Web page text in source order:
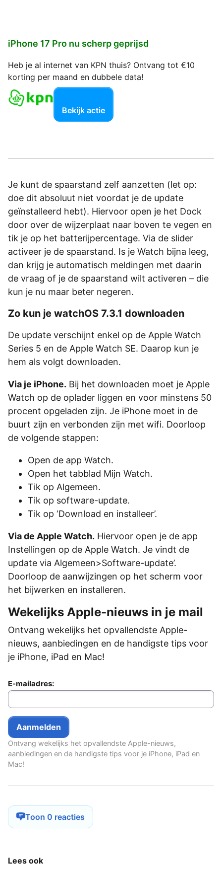
iPhone 17 Pro nu scherp geprijsd
Heb je al internet van KPN thuis? Ontvang tot €10
korting per maand en dubbele data!
Bekijk actie
Je kunt de spaarstand zelf aanzetten (let op:
doe dit absoluut niet voordat je de update
geïnstalleerd hebt). Hiervoor open je het Dock
door over de wijzerplaat naar boven te vegen en
tik je op het batterijpercentage. Via de slider
activeer je de spaarstand. Is je Watch bijna leeg,
dan krijg je automatisch meldingen met daarin
de vraag of je de spaarstand wilt activeren – die
kun je nu maar beter negeren.
Zo kun je watchOS 7.3.1 downloaden
De update verschijnt enkel op de Apple Watch
Series 5 en de Apple Watch SE. Daarop kun je
hem als volgt downloaden.
Via je iPhone. Bij het downloaden moet je Apple
Watch op de oplader liggen en voor minstens 50
procent opgeladen zijn. Je iPhone moet in de
buurt zijn en verbonden zijn met wifi. Doorloop
de volgende stappen:
Open de app Watch.
Open het tabblad Mijn Watch.
Tik op Algemeen.
Tik op software-update.
Tik op ‘Download en installeer’.
Via de Apple Watch. Hiervoor open je de app
Instellingen op de Apple Watch. Je vindt de
update via Algemeen>Software-update’.
Doorloop de aanwijzingen op het scherm voor
het bijwerken en installeren.
Wekelijks Apple-nieuws in je mail
Ontvang wekelijks het opvallendste Apple-
nieuws, aanbiedingen en de handigste tips voor
je iPhone, iPad en Mac!
E-mailadres:
Ontvang wekelijks het opvallendste Apple-nieuws,
aanbiedingen en de handigste tips voor je iPhone, iPad en
Mac!
Toon 0 reacties
Lees ook